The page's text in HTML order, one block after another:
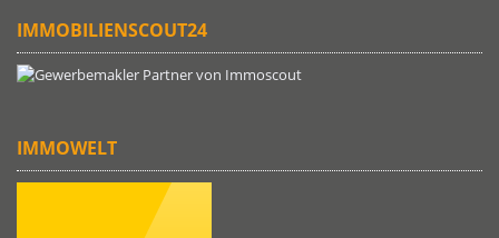
IMMOBILIENSCOUT24
IMMOWELT